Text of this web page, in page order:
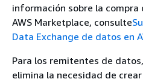
información sobre la
AWS Marketplace, consulte
Data Exchange de datos en
Para los remitentes de
elimina la necesidad de